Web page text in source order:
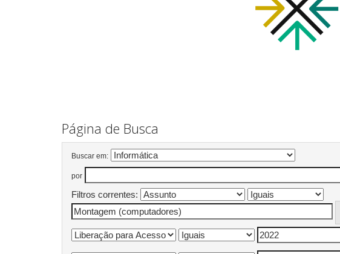
Página de Busca
Buscar em:
por
Filtros correntes: